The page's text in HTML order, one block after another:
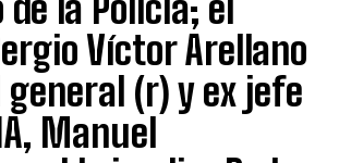
la Policía; el
Víctor Arellano
(r) y ex jefe
Manuel